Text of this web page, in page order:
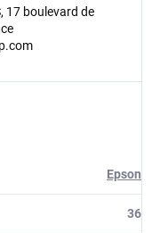
17 boulevard de
Epson
36